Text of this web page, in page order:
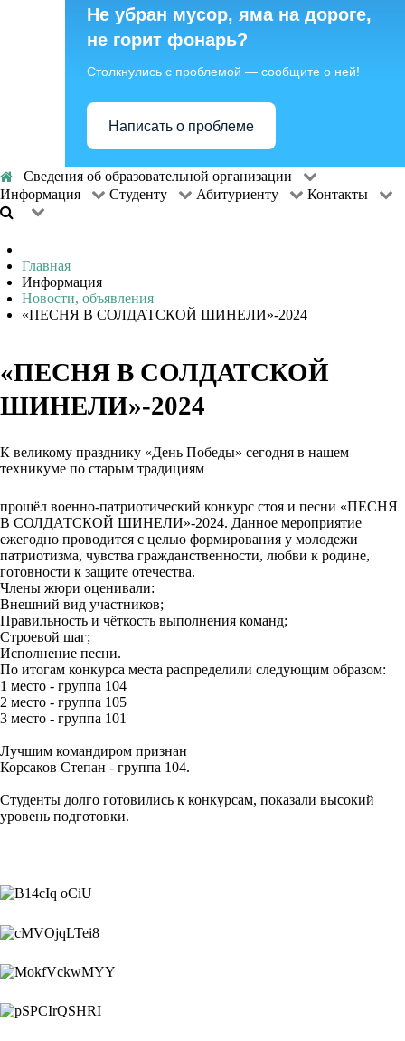
Не убран мусор, яма на дороге,
не горит фонарь?
Столкнулись с проблемой — сообщите о ней!
Написать о проблеме
Сведения об образовательной организации
Информация
Студенту Абитуриенту Контакты
Главная
Информация
Новости, объявления
«ПЕСНЯ В СОЛДАТСКОЙ ШИНЕЛИ»-2024
«ПЕСНЯ В СОЛДАТСКОЙ
ШИНЕЛИ»-2024
К великому празднику «День Победы» сегодня в нашем
техникуме по старым традициям
прошёл военно-патриотический конкурс стоя и песни «ПЕСНЯ
В СОЛДАТСКОЙ ШИНЕЛИ»-2024. Данное мероприятие
ежегодно проводится с целью формирования у молодежи
патриотизма, чувства гражданственности, любви к родине,
готовности к защите отечества.
Члены жюри оценивали:
Внешний вид участников;
Правильность и чёткость выполнения команд;
Строевой шаг;
Исполнение песни.
По итогам конкурса места распределили следующим образом:
1 место - группа 104
2 место - группа 105
3 место - группа 101
Лучшим командиром признан
Корсаков Степан - группа 104.
Студенты долго готовились к конкурсам, показали высокий
уровень подготовки.